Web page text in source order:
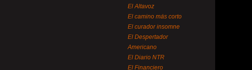
El Altavoz
El camino más corto
El curador insomne
El Despertador
Americano
El Diario NTR
El Financiero